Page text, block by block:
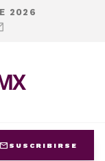
2026
mail SUSCRIBIRSE